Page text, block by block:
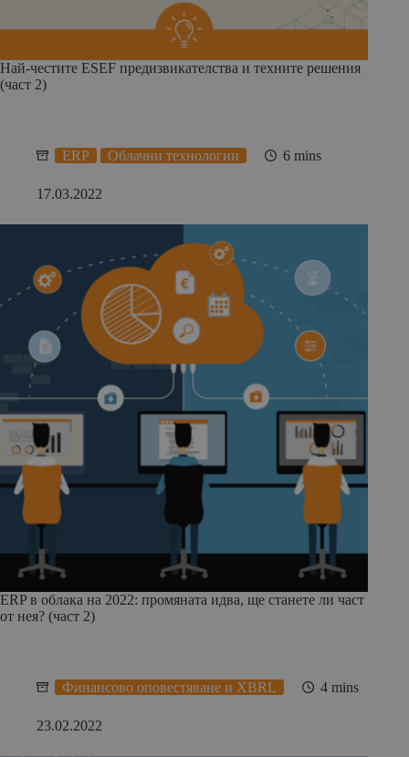
Най-честите ESEF предизвикателства и техните решения
(част 2)
ERP Облачни технологии 6 mins
17.03.2022
ERP в облака на 2022: промяната идва, ще станете ли част
от нея? (част 2)
Финансово оповестяване и XBRL 4 mins
23.02.2022